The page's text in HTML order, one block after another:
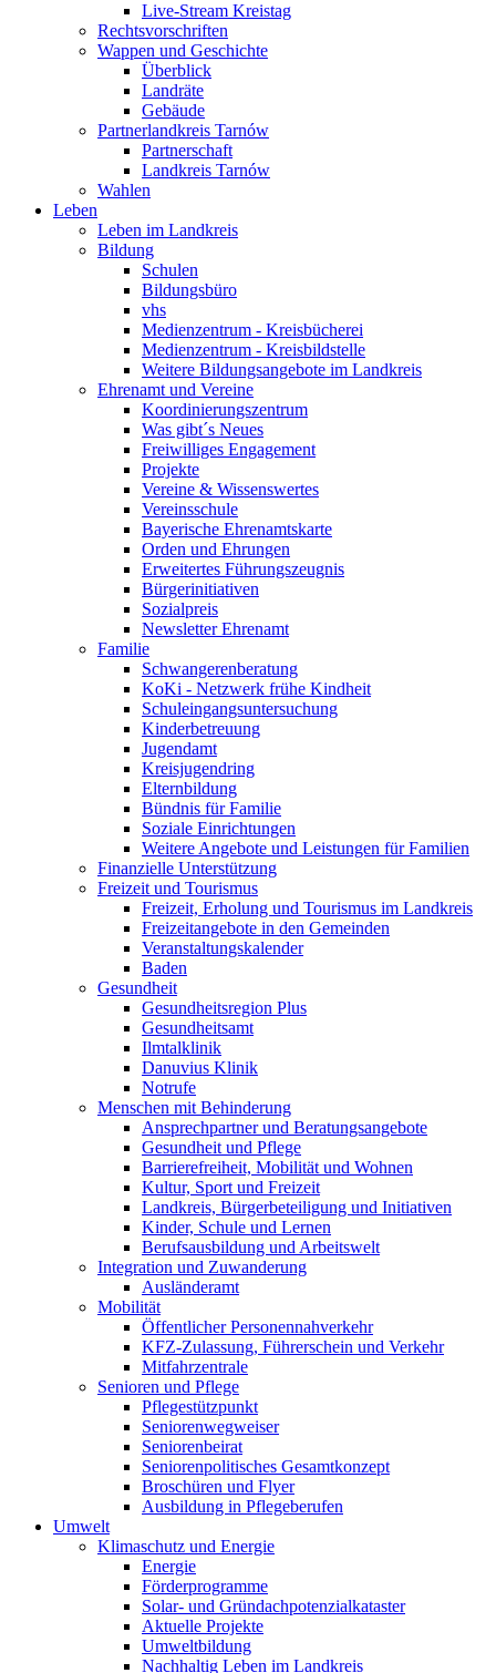
Live-Stream Kreistag
Rechtsvorschriften
Wappen und Geschichte
Überblick
Landräte
Gebäude
Partnerlandkreis Tarnów
Partnerschaft
Landkreis Tarnów
Wahlen
Leben
Leben im Landkreis
Bildung
Schulen
Bildungsbüro
vhs
Medienzentrum - Kreisbücherei
Medienzentrum - Kreisbildstelle
Weitere Bildungsangebote im Landkreis
Ehrenamt und Vereine
Koordinierungszentrum
Was gibt´s Neues
Freiwilliges Engagement
Projekte
Vereine & Wissenswertes
Vereinsschule
Bayerische Ehrenamtskarte
Orden und Ehrungen
Erweitertes Führungszeugnis
Bürgerinitiativen
Sozialpreis
Newsletter Ehrenamt
Familie
Schwangerenberatung
KoKi - Netzwerk frühe Kindheit
Schuleingangsuntersuchung
Kinderbetreuung
Jugendamt
Kreisjugendring
Elternbildung
Bündnis für Familie
Soziale Einrichtungen
Weitere Angebote und Leistungen für Familien
Finanzielle Unterstützung
Freizeit und Tourismus
Freizeit, Erholung und Tourismus im Landkreis
Freizeitangebote in den Gemeinden
Veranstaltungskalender
Baden
Gesundheit
Gesundheitsregion Plus
Gesundheitsamt
Ilmtalklinik
Danuvius Klinik
Notrufe
Menschen mit Behinderung
Ansprechpartner und Beratungsangebote
Gesundheit und Pflege
Barrierefreiheit, Mobilität und Wohnen
Kultur, Sport und Freizeit
Landkreis, Bürgerbeteiligung und Initiativen
Kinder, Schule und Lernen
Berufsausbildung und Arbeitswelt
Integration und Zuwanderung
Ausländeramt
Mobilität
Öffentlicher Personennahverkehr
KFZ-Zulassung, Führerschein und Verkehr
Mitfahrzentrale
Senioren und Pflege
Pflegestützpunkt
Seniorenwegweiser
Seniorenbeirat
Seniorenpolitisches Gesamtkonzept
Broschüren und Flyer
Ausbildung in Pflegeberufen
Umwelt
Klimaschutz und Energie
Energie
Förderprogramme
Solar- und Gründachpotenzialkataster
Aktuelle Projekte
Umweltbildung
Nachhaltig Leben im Landkreis